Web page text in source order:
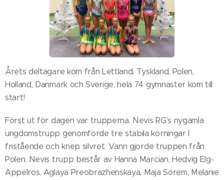
Årets deltagare kom från Lettland, Tyskland, Polen,
Holland, Danmark och Sverige, hela 74 gymnaster kom till
start!
Först ut för dagen var trupperna. Nevis RG's nygamla
ungdomstrupp genomförde tre stabila körningar I
fristående och knep silvret. Vann gjorde truppen från
Polen. Nevis trupp består av Hanna Marcian, Hedvig Elg-
Appelros, Aglaya Preobrazhenskaya, Maja Sörem, Melanie